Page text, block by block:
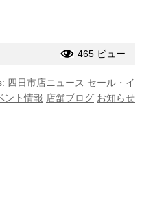
465 ビュー
四日市店ニュース セール・イ
ント情報 店舗ブログ お知らせ